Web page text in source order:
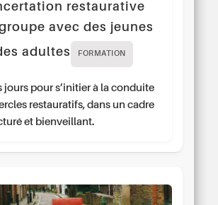
restaurative
avec des jeunes
adultes
FORMATION
jours pour s’initier à la conduite
restauratifs, dans un cadre
et bienveillant.